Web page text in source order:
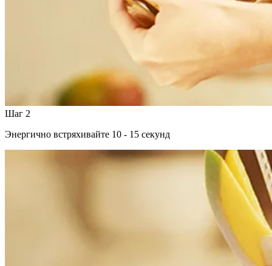
Шаг 2
Энергично встряхивайте 10 - 15 секунд